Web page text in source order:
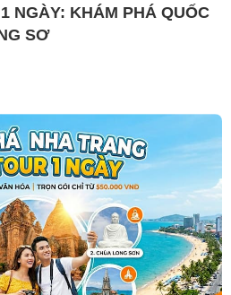
NGÀY: KHÁM PHÁ QUỐC
SƠ